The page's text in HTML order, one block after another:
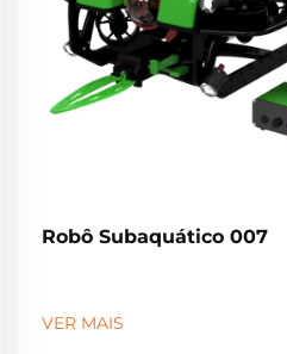
Robô Subaquático 007
VER MAIS